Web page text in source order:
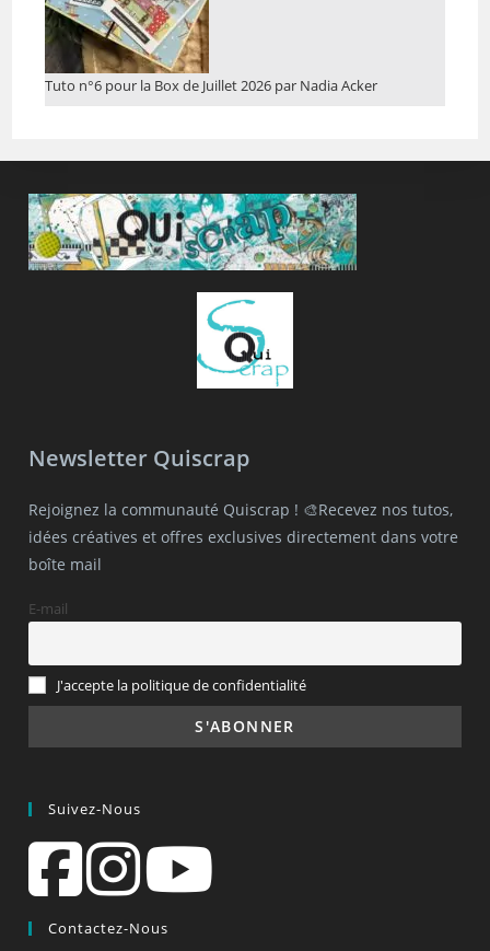
Tuto n°6 pour la Box de Juillet 2026 par Nadia Acker
Newsletter Quiscrap
Rejoignez la communauté Quiscrap ! 🎨Recevez nos tutos,
idées créatives et offres exclusives directement dans votre
boîte mail
E-mail
J'accepte la politique de confidentialité
Suivez-Nous
Contactez-Nous